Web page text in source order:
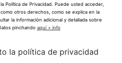
Política de Privacidad. Puede usted acceder,
otros derechos, como se explica en la
la información adicional y detallada sobre
pinchando aquí + info
la política de privacidad